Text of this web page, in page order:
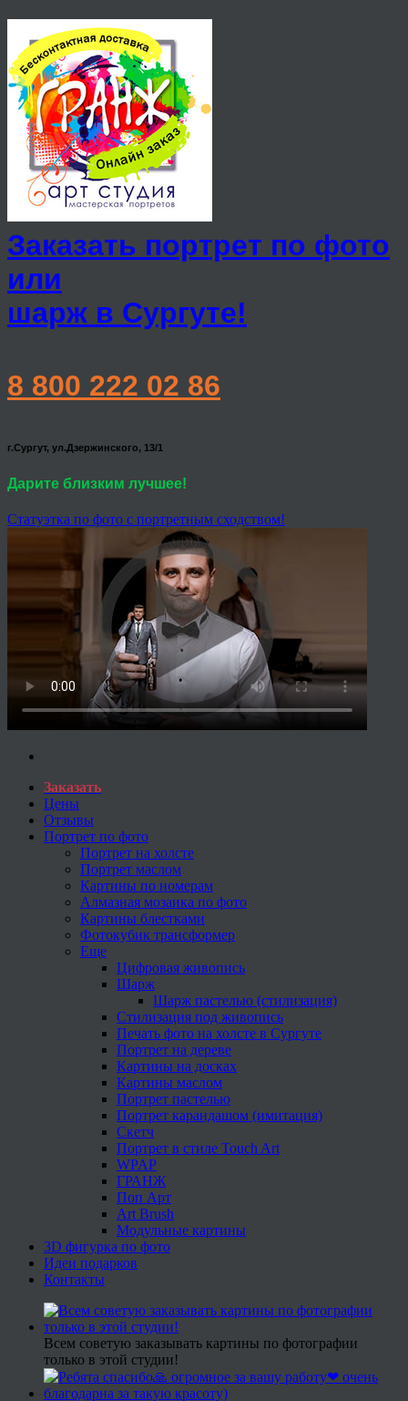
Заказать портрет по фото
или
шарж в Сургуте!
8 800 222 02 86
г.Сургут, ул.Дзержинского, 13/1
Дарите близким лучшее!
Статуэтка по фото с портретным сходством!
Заказать
Цены
Отзывы
Портрет по фото
Портрет на холсте
Портрет маслом
Картины по номерам
Алмазная мозаика по фото
Картины блестками
Фотокубик трансформер
Еще
Цифровая живопись
Шарж
Шарж пастелью (стилизация)
Стилизация под живопись
Печать фото на холсте в Сургуте
Портрет на дереве
Картины на досках
Картины маслом
Портрет пастелью
Портрет карандашом (имитация)
Скетч
Портрет в стиле Touch Art
WPAP
ГРАНЖ
Поп Арт
Art Brush
Модульные картины
3D фигурка по фото
Идеи подарков
Контакты
Всем советую заказывать картины по фотографии
только в этой студии!